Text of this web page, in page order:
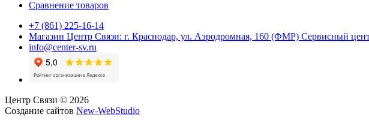
Сравнение товаров
+7 (861) 225-16-14
Магазин Центр Связи: г. Краснодар, ул. Аэродромная, 160 (ФМР) Сервисный
info@center-sv.ru
Центр Связи © 2026
Создание сайтов New-WebStudio